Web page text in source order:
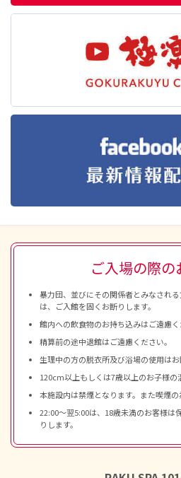
ご入場の際の
暴力団、並びにその関係者とみなされ
は、ご入館を固くお断りします。
館内への飲食物のお持ち込みはご遠慮く
精算前の途中退館はご遠慮ください。
生理中の方の脱衣所及び浴場の使用はお
120cm以上もしくは7歳以上のお子様の
本施設内は禁煙となります。また喫煙の
22:00～翌5:00は、18歳未満のお客様は
りします。